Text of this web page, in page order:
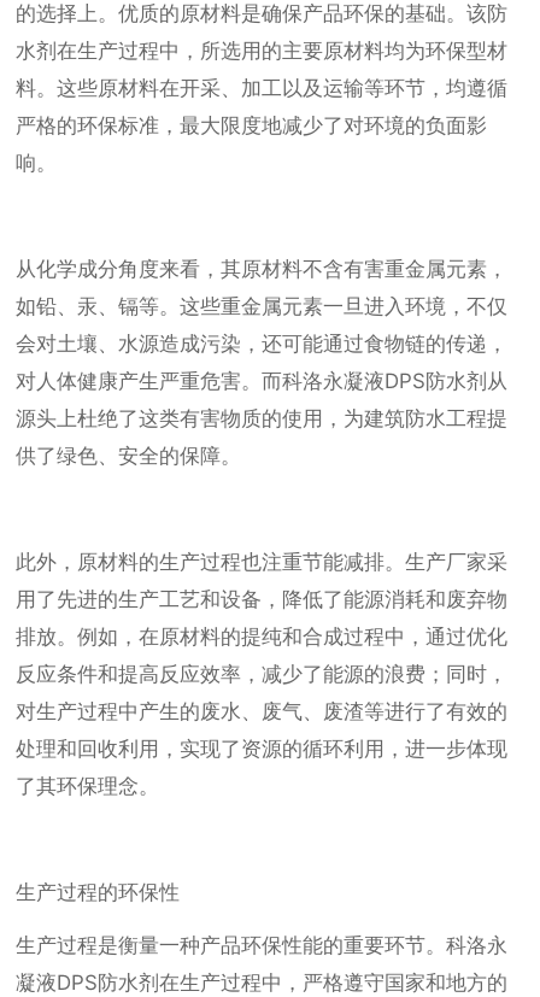
的选择上。优质的原材料是确保产品环保的基础。该防
水剂在生产过程中，所选用的主要原材料均为环保型材
料。这些原材料在开采、加工以及运输等环节，均遵循
严格的环保标准，最大限度地减少了对环境的负面影
响。
从化学成分角度来看，其原材料不含有害重金属元素，
如铅、汞、镉等。这些重金属元素一旦进入环境，不仅
会对土壤、水源造成污染，还可能通过食物链的传递，
对人体健康产生严重危害。而科洛永凝液DPS防水剂从
源头上杜绝了这类有害物质的使用，为建筑防水工程提
供了绿色、安全的保障。
此外，原材料的生产过程也注重节能减排。生产厂家采
用了先进的生产工艺和设备，降低了能源消耗和废弃物
排放。例如，在原材料的提纯和合成过程中，通过优化
反应条件和提高反应效率，减少了能源的浪费；同时，
对生产过程中产生的废水、废气、废渣等进行了有效的
处理和回收利用，实现了资源的循环利用，进一步体现
了其环保理念。
生产过程的环保性
生产过程是衡量一种产品环保性能的重要环节。科洛永
凝液DPS防水剂在生产过程中，严格遵守国家和地方的